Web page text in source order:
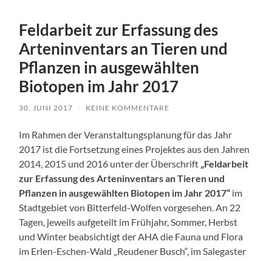
Feldarbeit zur Erfassung des
Arteninventars an Tieren und
Pflanzen in ausgewählten
Biotopen im Jahr 2017
30. JUNI 2017 / KEINE KOMMENTARE
Im Rahmen der Veranstaltungsplanung für das Jahr
2017 ist die Fortsetzung eines Projektes aus den Jahren
2014, 2015 und 2016 unter der Überschrift „Feldarbeit
zur Erfassung des Arteninventars an Tieren und
Pflanzen in ausgewählten Biotopen im Jahr 2017“ im
Stadtgebiet von Bitterfeld-Wolfen vorgesehen. An 22
Tagen, jeweils aufgeteilt im Frühjahr, Sommer, Herbst
und Winter beabsichtigt der AHA die Fauna und Flora
im Erlen-Eschen-Wald „Reudener Busch“, im Salegaster